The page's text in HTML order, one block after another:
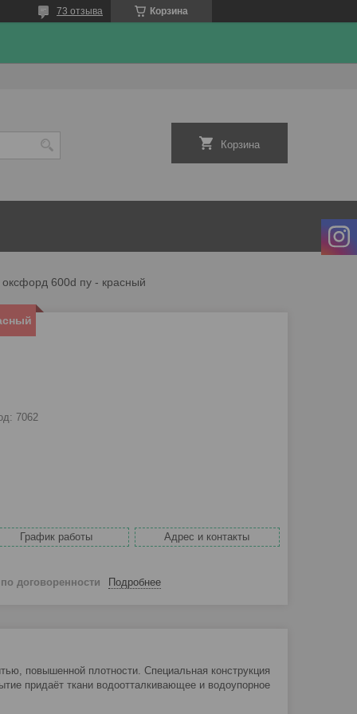
Корзина
73 отзыва
Корзина
оксфорд 600d пу - красный
7062
График работы Адрес и контакты
по договоренности Подробнее
повышенной плотности. Специальная конструкция
придаёт ткани водоотталкивающее и водоупорное